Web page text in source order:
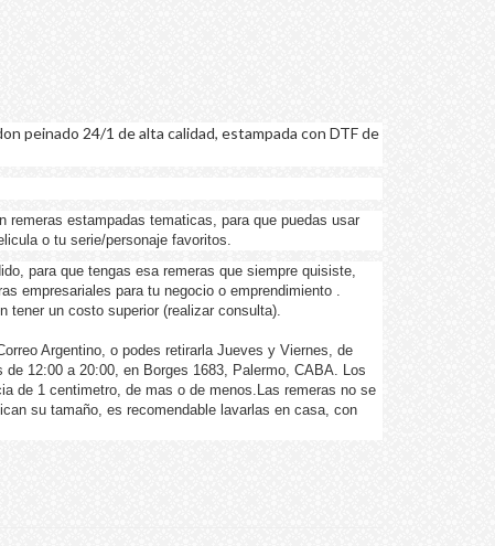
peinado 24/1 de alta calidad, estampada con DTF de
remeras estampadas tematicas, para que puedas usar
o tu serie/personaje favoritos.
para que tengas esa remeras que siempre quisiste,
empresariales para tu negocio o emprendimiento .
tener un costo superior (realizar consulta).
Argentino, o podes retirarla Jueves y Viernes, de
12:00 a 20:00, en Borges 1683, Palermo, CABA. Los
de 1 centimetro, de mas o de menos.Las remeras no se
su tamaño, es recomendable lavarlas en casa, con